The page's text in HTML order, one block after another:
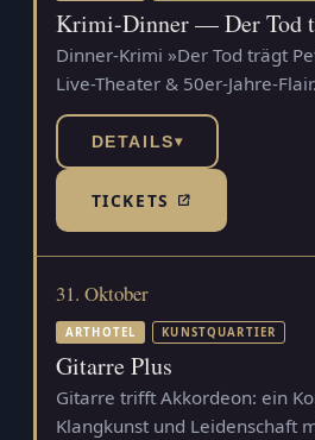
Krimi-Dinner — Der Tod
Dinner-Krimi »Der Tod trägt
Live-Theater & 50er-Jahre-Flair.
DETAILS▾
TICKETS(TICKETSHOP,
31. Oktober
ARTHOTEL KUNSTQUARTIER
Gitarre Plus
Gitarre trifft Akkordeon: ein
Klangkunst und Leidenschaft